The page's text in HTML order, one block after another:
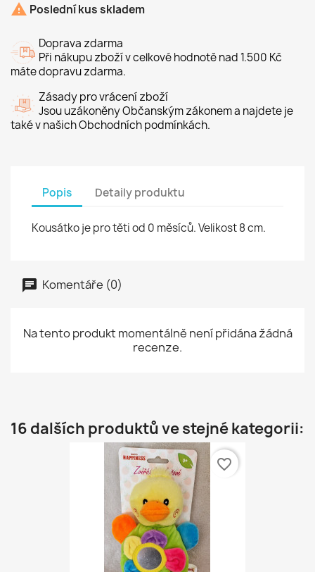
 Poslední kus skladem
Doprava zdarma
Při nákupu zboží v celkové hodnotě nad 1.500 Kč
máte dopravu zdarma.
Zásady pro vrácení zboží
Jsou uzákoněny Občanským zákonem a najdete je
také v našich Obchodních podmínkách.
Popis Detaily produktu
Kousátko je pro těti od 0 měsíců. Velikost 8 cm.
Komentáře (0)
Na tento produkt momentálně není přidána žádná
recenze.
16 dalších produktů ve stejné kategorii:
favorite_border